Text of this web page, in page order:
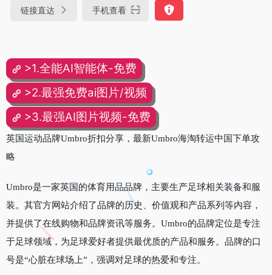
链接直达 手机查看
>1.全能AI智能体-免费
>2.最强免费ai图片/视频
>3.最强AI图片视频-免费
英国运动品牌Umbro折扣分享，最新Umbro海淘转运中国下单攻
略
Umbro是一家英国的体育用品品牌，主要生产足球相关装备和服
装。其官方网站介绍了品牌的历史、价值观和产品系列等内容，
并提供了在线购物和品牌资讯等服务。Umbro的品牌定位是专注
于足球领域，为足球爱好者提供最优质的产品和服务。品牌的口
号是“心脏在球场上”，强调对足球的热爱和专注。